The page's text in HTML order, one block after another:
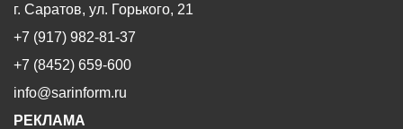
г. Саратов, ул. Горького, 21
+7 (917) 982-81-37
+7 (8452) 659-600
info@sarinform.ru
РЕКЛАМА